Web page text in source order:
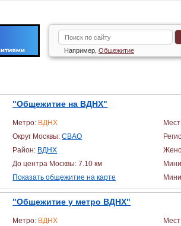
Например, Общежитие
"Общежитие на ВДНХ"
Метро: ВДНХ
Округ Москвы:СВАО
Район: ВДНХ
До центра Москвы: 7.10 км
Показать общежитие на карте
"Общежитие у метро ВДНХ"
Метро: ВДНХ